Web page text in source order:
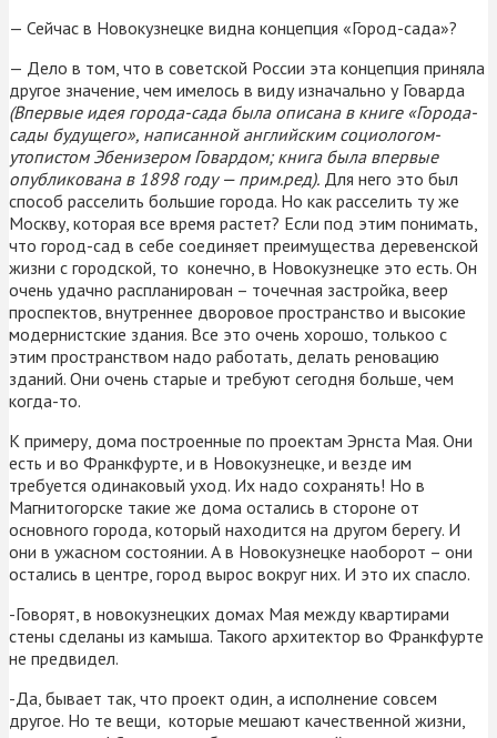
— Сейчас в Новокузнецке видна концепция «Город-сада»?
— Дело в том, что в советской России эта концепция приняла
другое значение, чем имелось в виду изначально у Говарда
(Впервые идея города-сада была описана в книге «Города-
сады будущего», написанной английским социологом-
утопистом Эбенизером Говардом; книга была впервые
опубликована в 1898 году — прим.ред). Для него это был
способ расселить большие города. Но как расселить ту же
Москву, которая все время растет? Если под этим понимать,
что город-сад в себе соединяет преимущества деревенской
жизни с городской, то конечно, в Новокузнецке это есть. Он
очень удачно распланирован – точечная застройка, веер
проспектов, внутреннее дворовое пространство и высокие
модернистские здания. Все это очень хорошо, толькоо с
этим пространством надо работать, делать реновацию
зданий. Они очень старые и требуют сегодня больше, чем
когда-то.
К примеру, дома построенные по проектам Эрнста Мая. Они
есть и во Франкфурте, и в Новокузнецке, и везде им
требуется одинаковый уход. Их надо сохранять! Но в
Магнитогорске такие же дома остались в стороне от
основного города, который находится на другом берегу. И
они в ужасном состоянии. А в Новокузнецке наоборот – они
остались в центре, город вырос вокруг них. И это их спасло.
-Говорят, в новокузнецких домах Мая между квартирами
стены сделаны из камыша. Такого архитектор во Франкфурте
не предвидел.
-Да, бывает так, что проект один, а исполнение совсем
другое. Но те вещи, которые мешают качественной жизни,